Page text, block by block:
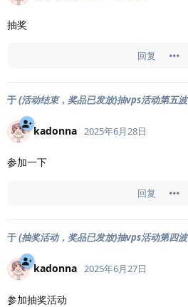
抽奖
回复
于(活动结束，奖品已发放)抽vps活动第五波
kadonna 2025年6月28日
参加一下
回复
于(抽奖活动，奖品已发放)抽vps活动第四波
kadonna 2025年6月27日
参加抽奖活动